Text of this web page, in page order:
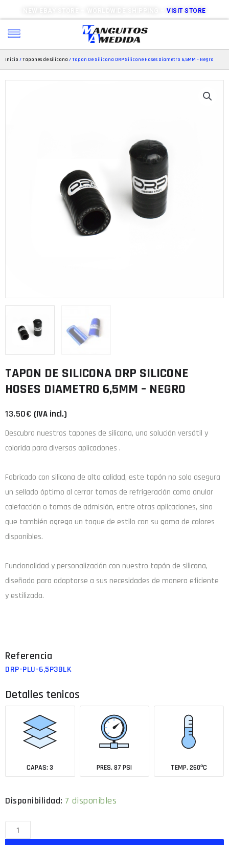
NEW EBAY STORE – WORLDWIDE SHIPPING –VISIT STORE
Inicio /Tapones de silicona / Tapon De Silicona DRP Silicone Hoses Diametro 6,5MM – Negro
TAPON DE SILICONA DRP SILICONE
HOSES DIAMETRO 6,5MM – NEGRO
13,50€ (IVA incl.)
Descubra nuestros tapones de silicona, una solución versátil y
colorida para diversas aplicaciones .
Fabricado con silicona de alta calidad, este tapón no solo asegura
un sellado óptimo al cerrar tomas de refrigeración como anular
calefacción o tomas de admisión, entre otras aplicaciones, sino
que también agrega un toque de estilo con su gama de colores
disponibles.
Funcionalidad y personalización con nuestro tapón de silicona,
diseñado para adaptarse a sus necesidades de manera eficiente
y estilizada.
DRP-PLU-6,5P3BLK
Detalles tenicos
CAPAS: 3 PRES. 87 PSI TEMP. 260ºC
Disponibilidad: 7 disponibles